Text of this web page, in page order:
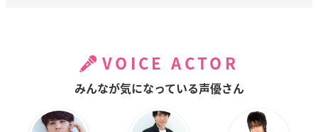
VOICE ACTOR
みんなが気になっている声優さん